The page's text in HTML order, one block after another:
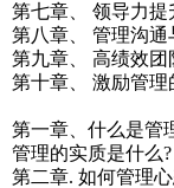
第七章、 领导力提
第八章、 管理沟通
第九章、 高绩效团
第十章、 激励管理
第一章、什么是管
管理的实质是什么?
第二章. 如何管理